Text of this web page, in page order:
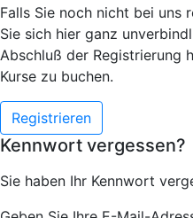
Falls Sie noch nicht bei uns
Sie sich hier ganz
Abschluß der Registrierung
Kurse zu buchen.
Registrieren
Kennwort vergessen?
Sie haben Ihr Kennwort